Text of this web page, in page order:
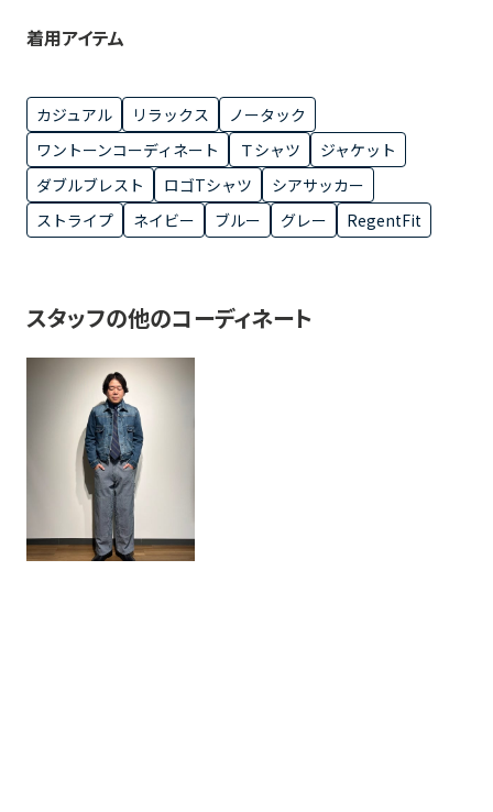
着用アイテム
カジュアル リラックス
ノータック
ワントーンコーディネート
Ｔシャツ
ジャケット
ダブルブレスト
ロゴTシャツ
シアサッカー
ストライプ
ネイビー ブルー グレー RegentFit
スタッフの他のコーディネート